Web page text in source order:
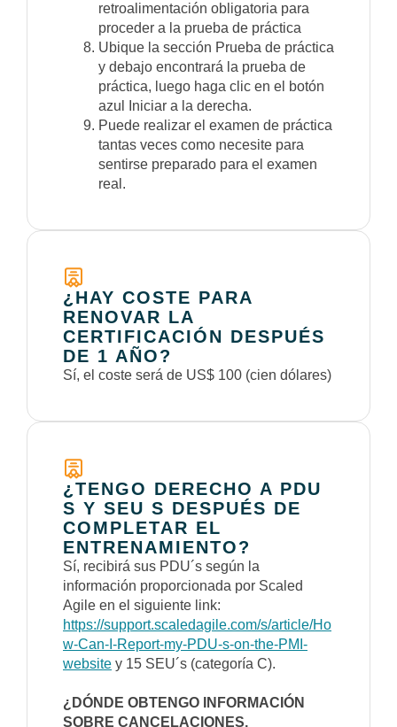
retroalimentación obligatoria para
proceder a la prueba de práctica
Ubique la sección Prueba de práctica
y debajo encontrará la prueba de
práctica, luego haga clic en el botón
azul Iniciar a la derecha.
Puede realizar el examen de práctica
tantas veces como necesite para
sentirse preparado para el examen
real.
¿HAY COSTE PARA
RENOVAR LA
CERTIFICACIÓN DESPUÉS
DE 1 AÑO?
Sí, el coste será de US$ 100 (cien dólares)
¿TENGO DERECHO A PDU
S Y SEU S DESPUÉS DE
COMPLETAR EL
ENTRENAMIENTO?
Sí, recibirá sus PDU´s según la
información proporcionada por Scaled
Agile en el siguiente link:
https://support.scaledagile.com/s/article/Ho
w-Can-I-Report-my-PDU-s-on-the-PMI-
website y 15 SEU´s (categoría C).
¿DÓNDE OBTENGO INFORMACIÓN
SOBRE CANCELACIONES,